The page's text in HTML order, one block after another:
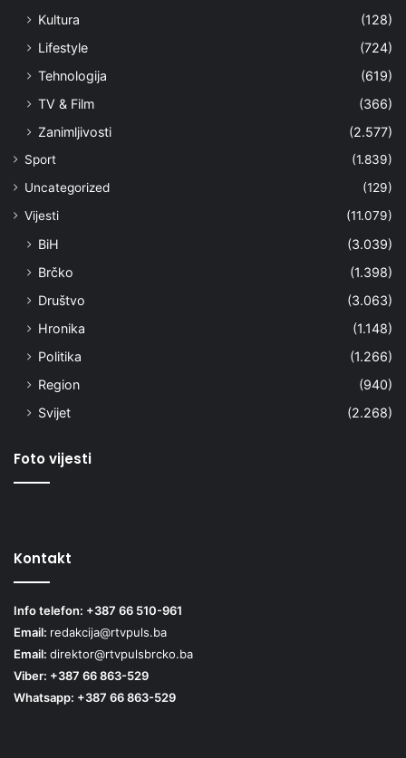
Kultura
(128)
Lifestyle
(724)
Tehnologija
(619)
TV & Film
(366)
Zanimljivosti
(2.577)
Sport
(1.839)
Uncategorized
(129)
Vijesti
(11.079)
BiH
(3.039)
Brčko
(1.398)
Društvo
(3.063)
Hronika
(1.148)
Politika
(1.266)
Region
(940)
Svijet
(2.268)
Foto vijesti
Kontakt
Info telefon: +387 66 510-961
Email: redakcija@rtvpuls.ba
Email: direktor@rtvpulsbrcko.ba
Viber: +387 66 863-529
Whatsapp: +387 66 863-529